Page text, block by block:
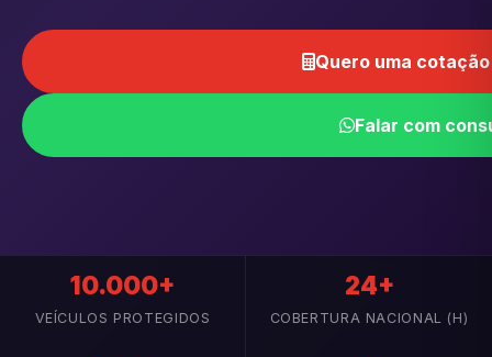
Quero uma
Falar com
10.000+
VEÍCULOS PROTEGIDOS
24+
COBERTURA NACIONAL (H)